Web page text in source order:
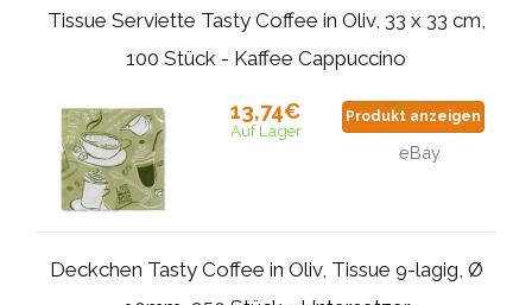
Tissue Serviette Tasty Coffee in Oliv, 33 x 33 cm,
100 Stück - Kaffee Cappuccino
13,74€
Auf Lager
Produkt anzeigen
eBay
Deckchen Tasty Coffee in Oliv, Tissue 9-lagig, Ø